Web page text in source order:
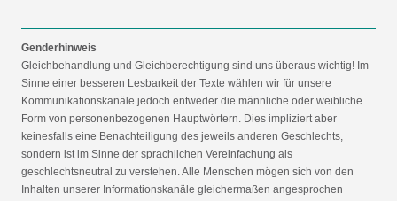
Genderhinweis
Gleichbehandlung und Gleichberechtigung sind uns überaus wichtig! Im
Sinne einer besseren Lesbarkeit der Texte wählen wir für unsere
Kommunikationskanäle jedoch entweder die männliche oder weibliche
Form von personenbezogenen Hauptwörtern. Dies impliziert aber
keinesfalls eine Benachteiligung des jeweils anderen Geschlechts,
sondern ist im Sinne der sprachlichen Vereinfachung als
geschlechtsneutral zu verstehen. Alle Menschen mögen sich von den
Inhalten unserer Informationskanäle gleichermaßen angesprochen